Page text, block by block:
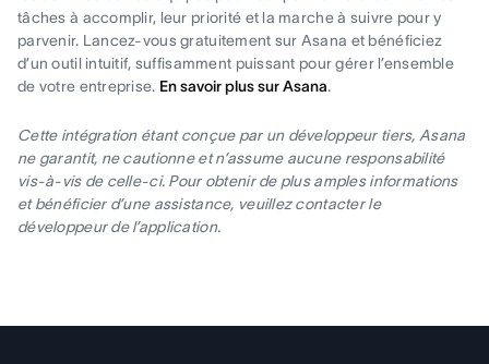
tâches à accomplir, leur priorité et la marche à suivre pour y
parvenir. Lancez-vous gratuitement sur Asana et bénéficiez
d’un outil intuitif, suffisamment puissant pour gérer l’ensemble
de votre entreprise. En savoir plus sur Asana.
Cette intégration étant conçue par un développeur tiers, Asana
ne garantit, ne cautionne et n’assume aucune responsabilité
vis-à-vis de celle-ci. Pour obtenir de plus amples informations
et bénéficier d’une assistance, veuillez contacter le
développeur de l’application.